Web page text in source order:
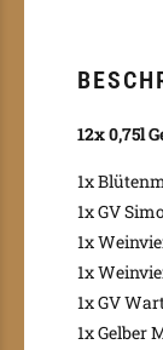
12x 0,75l
1x
1x GV
1x
1x
1x GV
1x Gelber